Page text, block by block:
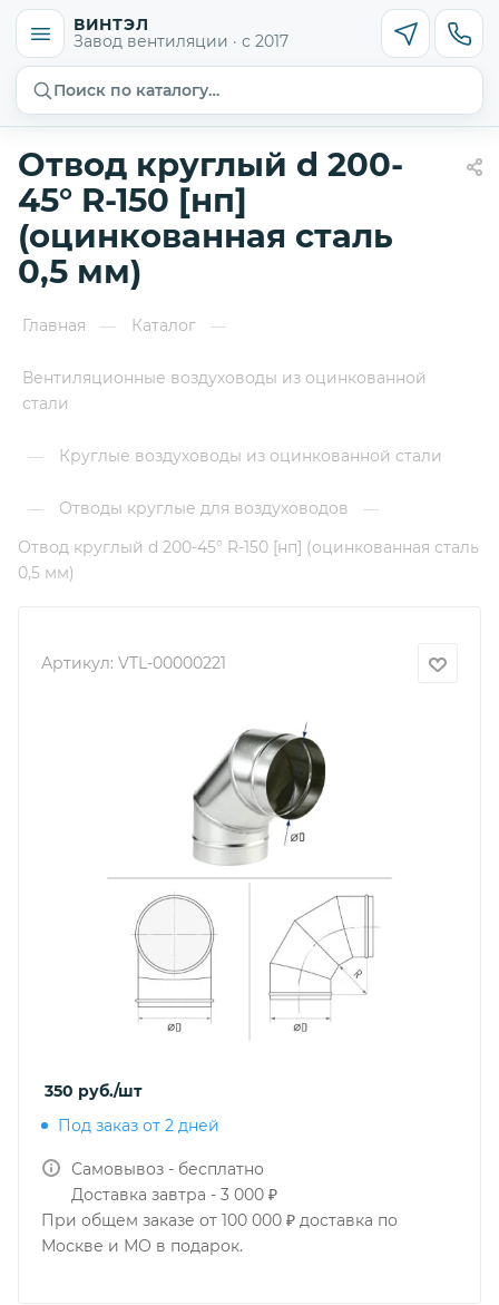
ВИНТЭЛ
Завод вентиляции · с 2017
Поиск по каталогу…
Отвод круглый d 200-
45° R-150 [нп]
(оцинкованная сталь
0,5 мм)
Главная — Каталог —
Вентиляционные воздуховоды из оцинкованной
стали
— Круглые воздуховоды из оцинкованной стали
— Отводы круглые для воздуховодов
—
Отвод круглый d 200-45° R-150 [нп] (оцинкованная сталь
0,5 мм)
Артикул: VTL-00000221
350 руб./шт
Под заказ от 2 дней
Самовывоз - бесплатно
Доставка завтра - 3 000 ₽
При общем заказе от 100 000 ₽ доставка по
Москве и МО в подарок.